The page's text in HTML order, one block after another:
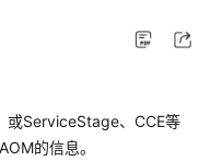
或ServiceStage、CCE等
的信息。